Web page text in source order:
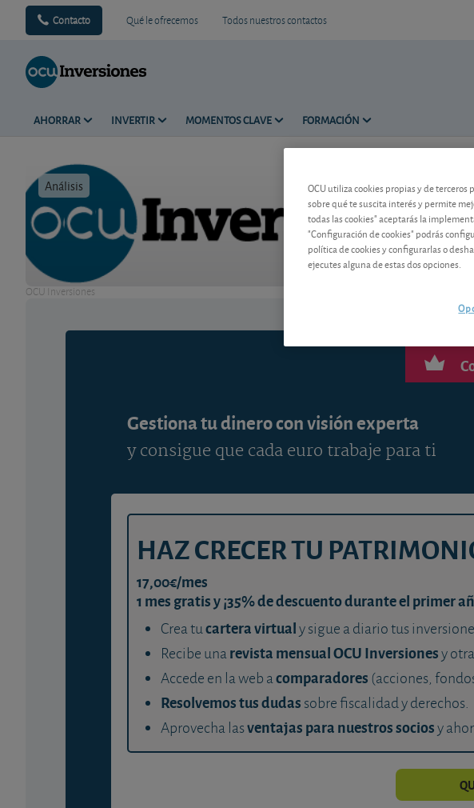
Contacto Qué le ofrecemos Todos nuestros contactos
AHORRAR INVERTIR MOMENTOS CLAVE FORMACIÓN
Análisis Tiempo de lectura: 2 min.
OCU Inversiones
Gestiona tu dinero con visión experta
y consigue que cada euro trabaje para ti
HAZ CRECER TU
17,00€/mes
1 mes gratis y ¡35% de descuento durante el primer
Crea tucartera virtualy sigue a diario tus
Recibe unarevista mensual OCU Inversionesy
Accede en la web acomparadores (acciones,
Resolvemos tus dudas sobre fiscalidad y derechos.
Aprovecha lasventajas para nuestros sociosy
OCU utiliza cookies propias y de
sobre qué te suscita interés y permite
todas las cookies" aceptarás la
"Configuración de cookies" podrás
política de cookies y configurarlas o
ejecutes alguna de estas dos opciones.